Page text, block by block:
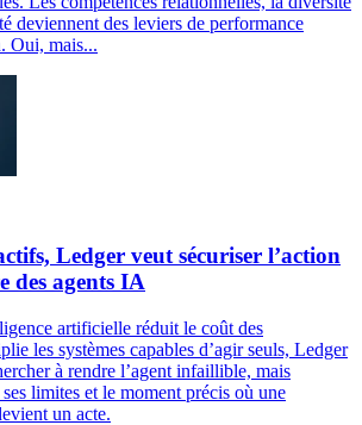
deviennent des leviers de performance
Oui, mais...
Ledger veut sécuriser l’action
des agents IA
artificielle réduit le coût des
les systèmes capables d’agir seuls, Ledger
à rendre l’agent infaillible, mais
limites et le moment précis où une
un acte.